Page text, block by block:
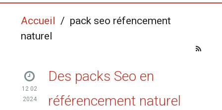
Accueil / pack seo réfencement
naturel
12 02
2024
Des packs Seo en
référencement naturel